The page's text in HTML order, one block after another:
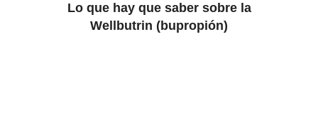
Lo que hay que saber sobre la
Wellbutrin (bupropión)